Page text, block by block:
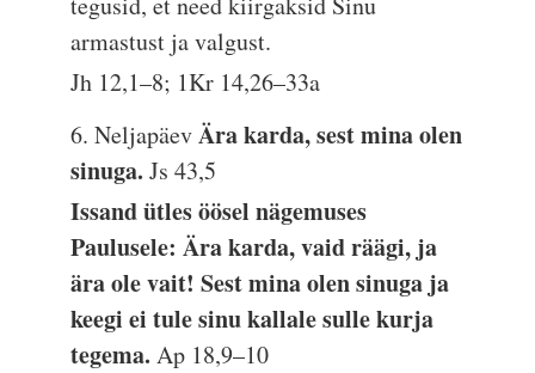
armastust ja valgust.
Jh 12,1–8; 1Kr 14,26–33a
6. NeljapäevÄra karda, sest mina olen
sinuga.Js 43,5
Issand ütles öösel nägemuses
Paulusele: Ära karda, vaid räägi, ja
ära ole vait! Sest mina olen sinuga ja
keegi ei tule sinu kallale sulle kurja
tegema.Ap 18,9–10